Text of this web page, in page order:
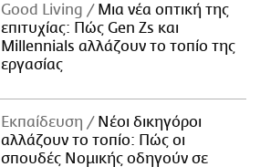
Good Living
Μια νέα οπτική της
επιτυχίας: Πώς Gen Zs και
Millennials αλλάζουν το τοπίο της
εργασίας
Εκπαίδευση
Νέοι δικηγόροι
αλλάζουν το τοπίο: Πώς οι
σπουδές Νομικής οδηγούν σε